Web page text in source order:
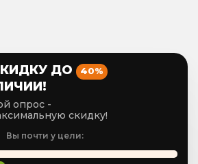
ДО 40%
опрос -
скидку!
Вы почти у цели: